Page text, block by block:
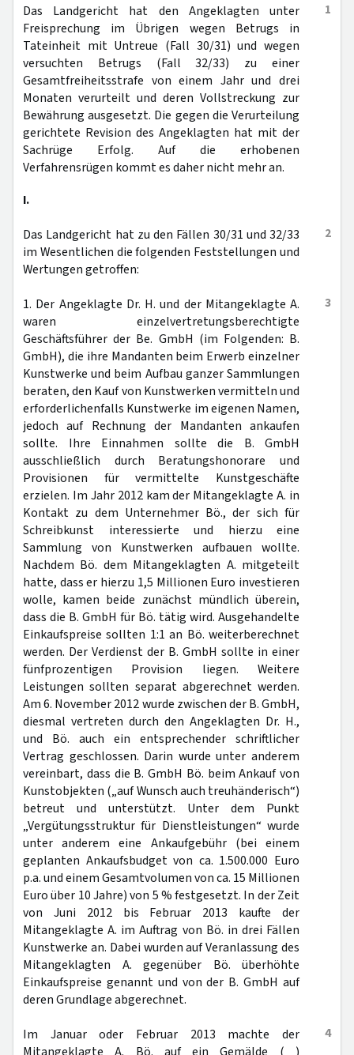
1
Das Landgericht hat den Angeklagten unter
Freisprechung im Übrigen wegen Betrugs in
Tateinheit mit Untreue (Fall 30/31) und wegen
versuchten Betrugs (Fall 32/33) zu einer
Gesamtfreiheitsstrafe von einem Jahr und drei
Monaten verurteilt und deren Vollstreckung zur
Bewährung ausgesetzt. Die gegen die Verurteilung
gerichtete Revision des Angeklagten hat mit der
Sachrüge Erfolg. Auf die erhobenen
Verfahrensrügen kommt es daher nicht mehr an.
I.
2
Das Landgericht hat zu den Fällen 30/31 und 32/33
im Wesentlichen die folgenden Feststellungen und
Wertungen getroffen:
3
1. Der Angeklagte Dr. H. und der Mitangeklagte A.
waren einzelvertretungsberechtigte
Geschäftsführer der Be. GmbH (im Folgenden: B.
GmbH), die ihre Mandanten beim Erwerb einzelner
Kunstwerke und beim Aufbau ganzer Sammlungen
beraten, den Kauf von Kunstwerken vermitteln und
erforderlichenfalls Kunstwerke im eigenen Namen,
jedoch auf Rechnung der Mandanten ankaufen
sollte. Ihre Einnahmen sollte die B. GmbH
ausschließlich durch Beratungshonorare und
Provisionen für vermittelte Kunstgeschäfte
erzielen. Im Jahr 2012 kam der Mitangeklagte A. in
Kontakt zu dem Unternehmer Bö., der sich für
Schreibkunst interessierte und hierzu eine
Sammlung von Kunstwerken aufbauen wollte.
Nachdem Bö. dem Mitangeklagten A. mitgeteilt
hatte, dass er hierzu 1,5 Millionen Euro investieren
wolle, kamen beide zunächst mündlich überein,
dass die B. GmbH für Bö. tätig wird. Ausgehandelte
Einkaufspreise sollten 1:1 an Bö. weiterberechnet
werden. Der Verdienst der B. GmbH sollte in einer
fünfprozentigen Provision liegen. Weitere
Leistungen sollten separat abgerechnet werden.
Am 6. November 2012 wurde zwischen der B. GmbH,
diesmal vertreten durch den Angeklagten Dr. H.,
und Bö. auch ein entsprechender schriftlicher
Vertrag geschlossen. Darin wurde unter anderem
vereinbart, dass die B. GmbH Bö. beim Ankauf von
Kunstobjekten („auf Wunsch auch treuhänderisch“)
betreut und unterstützt. Unter dem Punkt
„Vergütungsstruktur für Dienstleistungen“ wurde
unter anderem eine Ankaufgebühr (bei einem
geplanten Ankaufsbudget von ca. 1.500.000 Euro
p.a. und einem Gesamtvolumen von ca. 15 Millionen
Euro über 10 Jahre) von 5 % festgesetzt. In der Zeit
von Juni 2012 bis Februar 2013 kaufte der
Mitangeklagte A. im Auftrag von Bö. in drei Fällen
Kunstwerke an. Dabei wurden auf Veranlassung des
Mitangeklagten A. gegenüber Bö. überhöhte
Einkaufspreise genannt und von der B. GmbH auf
deren Grundlage abgerechnet.
4
Im Januar oder Februar 2013 machte der